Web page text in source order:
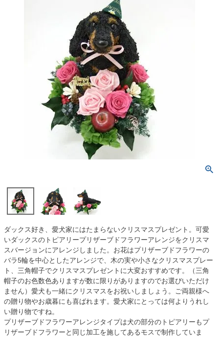
ダックス好き、愛犬家にはたまらないクリスマスプレゼント。可愛
いダックスのトピアリープリザーブドフラワーアレンジをクリスマ
スバージョンにアレンジしました。お花はプリザーブドフラワーの
バラ5輪を中心としたアレンジで、木の実や小さなクリスマスプレー
ト、三角帽子でクリスマスプレゼントに大変おすすめです。（三角
帽子のお色数色ありますが数に限りがありますのでお選びいただけ
ません）愛犬も一緒にクリスマスをお祝いしましょう。ご両親様へ
の贈り物やお歳暮にも喜ばれます。愛犬家にとっては何よりうれし
い贈り物ですね。
プリザーブドフラワーアレンジタイプは犬の部分のトピアリーもプ
リザーブドフラワーと同じ加工を施してあるモスで制作していま